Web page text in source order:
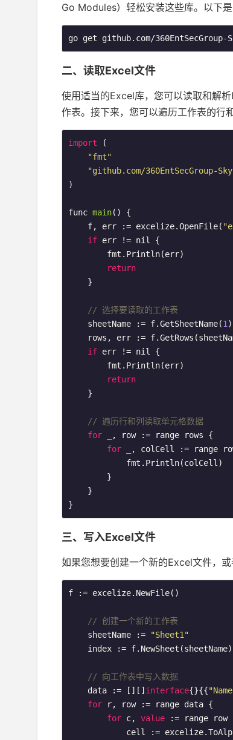
Go Modules）轻松安装这些库。以下
go get github.com/
二、读取Excel文件
使用适当的Excel库，您可以读取和解
作表。接下来，您可以遍历工作表的行
import (
"fmt"
"github.com/360EntSecGroup-
)
func main()
{
    f, err := excelize.OpenFile(
if err != nil {
        fmt.Println(err)
return
    }
// 选择要读取的工作表
    sheetName := f.GetSheetName(
1 )
rows, err :=
if err != nil {
        fmt.Println(err)
return
    }
// 遍历行和列读取单元格数据
for
, row := range rows {
for
, colCell := range
            fmt.Println(colCell)
        }
    }
}
三、写入Excel文件
如果您想要创建一个新的Excel文件，
f := excelize.NewFile()
// 创建一个新的工作表
    sheetName :=
"Sheet1"
    index := f.NewSheet(sheetName)
// 向工作表中写入数据
    data := [][]
interface{}{{
for r, row := range data {
for c, value := range row
cell :=